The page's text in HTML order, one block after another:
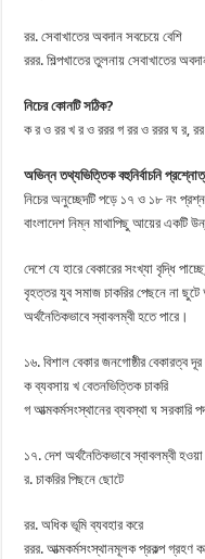
রর. সেবাখাতের অবদান সবচেয়ে বেশি
ররর. শিল্পখাতের তুলনায় সেবাখাতের
নিচের কোনটি সঠিক?
ক র ও রর খ র ও ররর গ রর ও ররর ঘ র,
অভিন্ন তথ্যভিত্তিক বহুনির্বাচনি
নিচের অনুচ্ছেদটি পড়ে ১৭ ও ১৮ নং
বাংলাদেশ নিম্ন মাথাপিছু আয়ের একটি
দেশে যে হারে বেকারের সংখ্যা বৃদ্ধি
বৃহত্তর যুব সমাজ চাকরির পেছনে না ছুটে
অর্থনৈতিকভাবে স্বাবলম্বী হতে পারে।
১৬. বিশাল বেকার জনগোষ্ঠীর বেকারত্ব
ক ব্যবসায় খ বেতনভিত্তিক চাকরি
গ আত্মকর্মসংস্থানের ব্যবস্থা ঘ সরকারি
১৭. দেশ অর্থনৈতিকভাবে স্বাবলম্বী
র. চাকরির পিছনে ছোটে
রর. অধিক ভূমি ব্যবহার করে
ররর. আত্মকর্মসংস্থানমূলক প্রকল্প গ্রহণ